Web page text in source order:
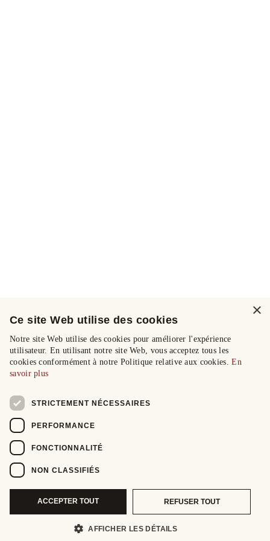
×
Ce site Web utilise des cookies
Notre site Web utilise des cookies pour améliorer l'expérience
utilisateur. En utilisant notre site Web, vous acceptez tous les
cookies conformément à notre Politique relative aux cookies.En
savoir plus
STRICTEMENT NÉCESSAIRES
PERFORMANCE
FONCTIONNALITÉ
NON CLASSIFIÉS
ACCEPTER TOUT REFUSER TOUT
AFFICHER LES DÉTAILS